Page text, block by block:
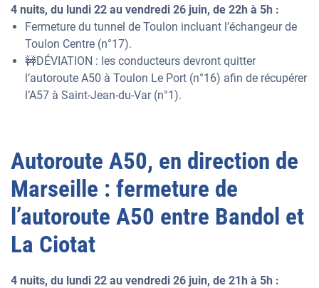
4 nuits, du lundi 22 au vendredi 26 juin, de 22h à 5h :
Fermeture du tunnel de Toulon incluant l’échangeur de
Toulon Centre (n°17).
🚧DÉVIATION : les conducteurs devront quitter
l’autoroute A50 à Toulon Le Port (n°16) afin de récupérer
l’A57 à Saint-Jean-du-Var (n°1).
Autoroute A50, en direction de
Marseille : fermeture de
l’autoroute A50 entre Bandol et
La Ciotat
4 nuits, du lundi 22 au vendredi 26 juin, de 21h à 5h :